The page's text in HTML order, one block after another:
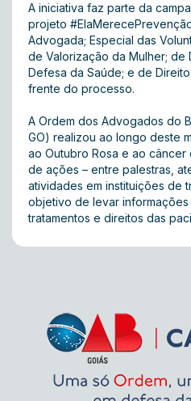
A iniciativa faz parte da
projeto
Advogada; Especial das
de Valorização da Mulher; de
Defesa da Saúde; e de
frente do processo.
A Ordem dos Advogados do
GO) realizou ao longo deste
ao Outubro Rosa e ao
de ações – entre palestras,
atividades em instituições de
objetivo de levar informações
tratamentos e direitos das